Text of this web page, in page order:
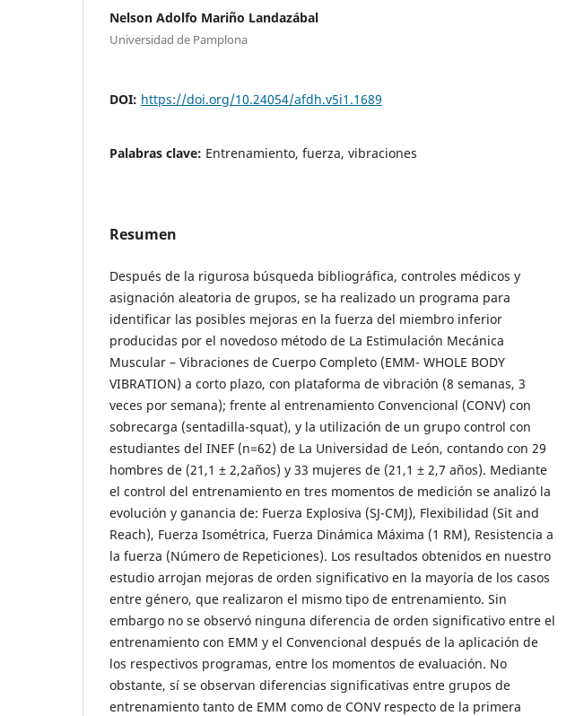
Nelson Adolfo Mariño Landazábal
Universidad de Pamplona
DOI: https://doi.org/10.24054/afdh.v5i1.1689
Palabras clave: Entrenamiento, fuerza, vibraciones
Resumen
Después de la rigurosa búsqueda bibliográfica, controles médicos y
asignación aleatoria de grupos, se ha realizado un programa para
identificar las posibles mejoras en la fuerza del miembro inferior
producidas por el novedoso método de La Estimulación Mecánica
Muscular – Vibraciones de Cuerpo Completo (EMM- WHOLE BODY
VIBRATION) a corto plazo, con plataforma de vibración (8 semanas, 3
veces por semana); frente al entrenamiento Convencional (CONV) con
sobrecarga (sentadilla-squat), y la utilización de un grupo control con
estudiantes del INEF (n=62) de La Universidad de León, contando con 29
hombres de (21,1 ± 2,2años) y 33 mujeres de (21,1 ± 2,7 años). Mediante
el control del entrenamiento en tres momentos de medición se analizó la
evolución y ganancia de: Fuerza Explosiva (SJ-CMJ), Flexibilidad (Sit and
Reach), Fuerza Isométrica, Fuerza Dinámica Máxima (1 RM), Resistencia a
la fuerza (Número de Repeticiones). Los resultados obtenidos en nuestro
estudio arrojan mejoras de orden significativo en la mayoría de los casos
entre género, que realizaron el mismo tipo de entrenamiento. Sin
embargo no se observó ninguna diferencia de orden significativo entre el
entrenamiento con EMM y el Convencional después de la aplicación de
los respectivos programas, entre los momentos de evaluación. No
obstante, sí se observan diferencias significativas entre grupos de
entrenamiento tanto de EMM como de CONV respecto de la primera